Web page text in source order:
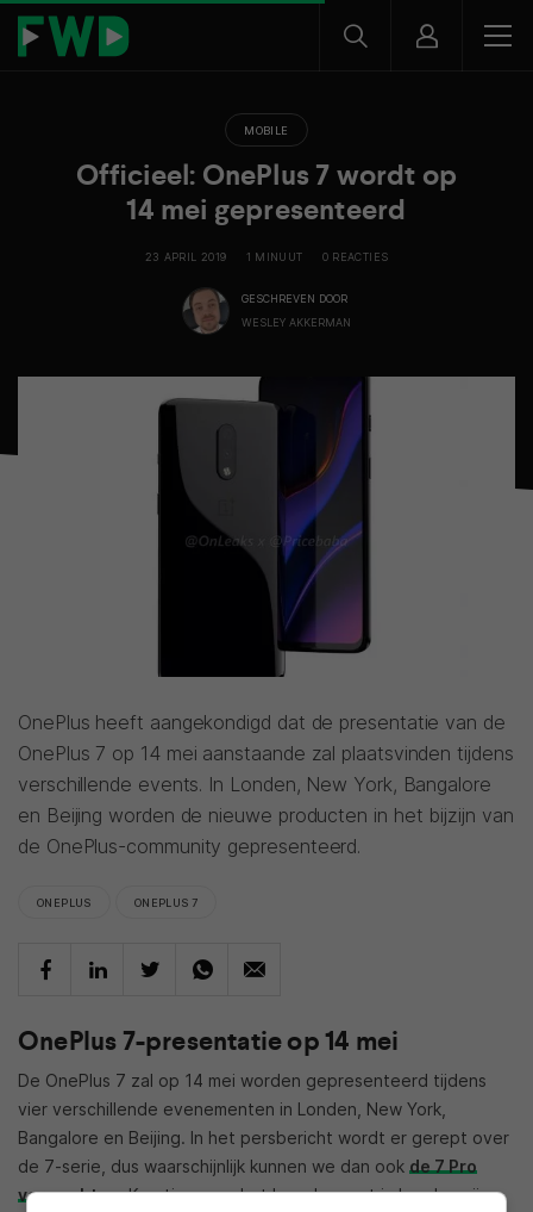
MOBILE
Officieel: OnePlus 7 wordt op
14 mei gepresenteerd
23 APRIL 2019 1 MINUUT 0 REACTIES
GESCHREVEN DOOR
WESLEY AKKERMAN
OnePlus heeft aangekondigd dat de presentatie van de
OnePlus 7 op 14 mei aanstaande zal plaatsvinden tijdens
verschillende events. In Londen, New York, Bangalore
en Beijing worden de nieuwe producten in het bijzijn van
de OnePlus-community gepresenteerd.
ONEPLUS ONEPLUS 7
OnePlus 7-presentatie op 14 mei
De OnePlus 7 zal op 14 mei worden gepresenteerd tijdens
vier verschillende evenementen in Londen, New York,
Bangalore en Beijing. In het persbericht wordt er gerept over
de 7-serie, dus waarschijnlijk kunnen we dan ook de 7 Pro
verwachten. Kaartjes voor het launch event in Londen zijn